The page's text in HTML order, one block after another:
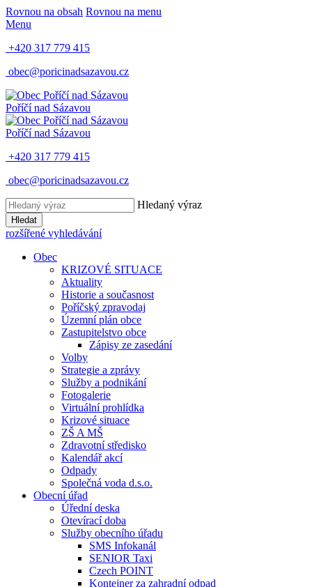
Rovnou na obsah Rovnou na menu
Menu
+420 317 779 415
obec@poricinadsazavou.cz
Poříčí nad Sázavou
Poříčí nad Sázavou
+420 317 779 415
obec@poricinadsazavou.cz
Hledaný výraz
Hledat
rozšířené vyhledávání
Obec
KRIZOVÉ SITUACE
Aktuality
Historie a současnost
Poříčský zpravodaj
Územní plán obce
Zastupitelstvo obce
Zápisy ze zasedání
Volby
Strategie a zprávy
Služby a podnikání
Fotogalerie
Virtuální prohlídka
Krizové situace
ZŠ A MŠ
Zdravotní středisko
Kalendář akcí
Odpady
Společná voda d.s.o.
Obecní úřad
Úřední deska
Otevírací doba
Služby obecního úřadu
SMS Infokanál
SENIOR Taxi
Czech POINT
Kontejner za zahradní odpad